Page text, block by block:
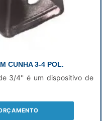
CUNHA 3-4 POL.
3/4'' é um dispositivo de